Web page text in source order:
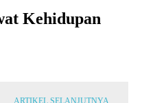
Kehidupan
ARTIKEL SELANJUTNYA